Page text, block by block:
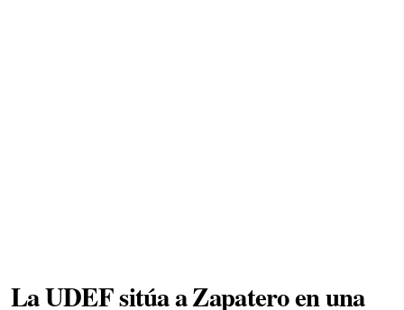
La UDEF sitúa a Zapatero en una